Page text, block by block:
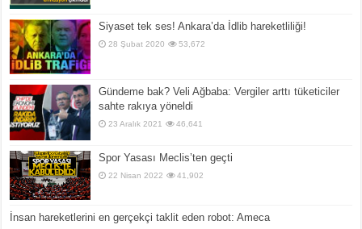
Siyaset tek ses! Ankara’da İdlib hareketliliği!
28 Şubat 2020 53,672
Gündeme bak? Veli Ağbaba: Vergiler arttı tüketiciler
sahte rakıya yöneldi
23 Aralık 2021 46,641
Spor Yasası Meclis’ten geçti
22 Nisan 2022 41,902
İnsan hareketlerini en gerçekçi taklit eden robot: Ameca